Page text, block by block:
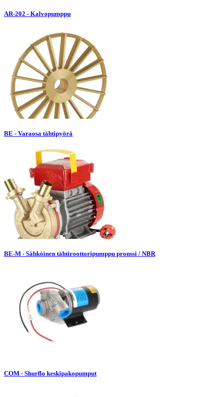
AR-202 - Kalvopumppu
BE - Varaosa tähtipyörä
BE-M - Sähköinen tähtiroottoripumppu pronssi / NBR
COM - Shurflo keskipakopumput